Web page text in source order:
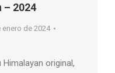
– 2024
enero de 2024
original,